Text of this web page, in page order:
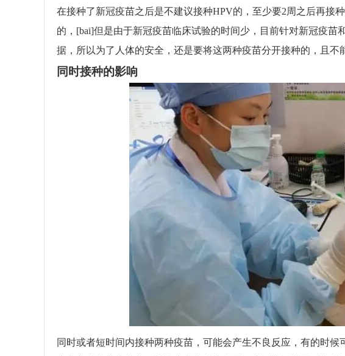
在接种了新冠疫苗之后是不建议接种HPV的，至少要2周之后再接
的，[bai]但是由于新冠疫苗临床试验的时间少，目前针对新冠疫
据，所以为了人体的安全，还是要将这两种疫苗分开接种的，且不
同时接种的影响
同时或者短时间内接种两种疫苗，可能会产生不良反应，有的时